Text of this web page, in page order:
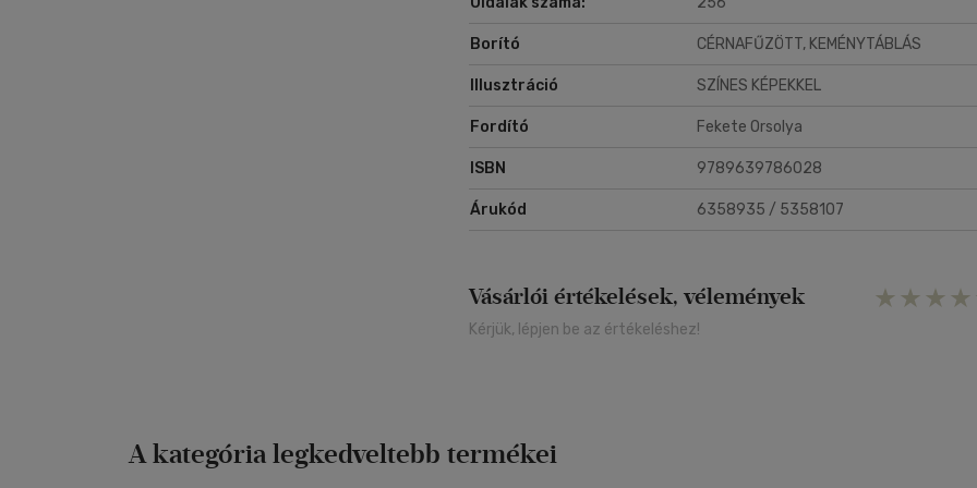
Borító CÉRNAFŰZÖTT, KEMÉNYTÁBLÁS
Illusztráció SZÍNES KÉPEKKEL
Fordító Fekete Orsolya
ISBN 9789639786028
Árukód 6358935 / 5358107
Vásárlói értékelések, vélemények
Kérjük, lépjen be az értékeléshez!
A kategória legkedveltebb termékei